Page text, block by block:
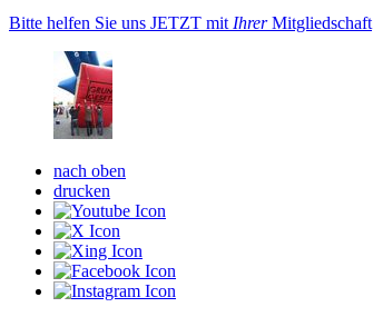
Bitte helfen Sie uns JETZT mit IhrerMitgliedschaft
nach oben
drucken